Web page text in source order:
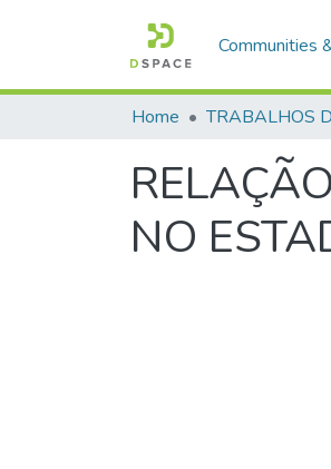
Communities
Home
NO